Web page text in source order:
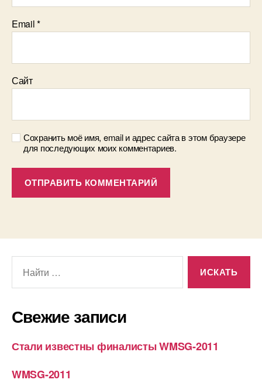
Email*
Сайт
Сохранить моё имя, email и адрес сайта в этом браузере
для последующих моих комментариев.
Свежие записи
Стали известны финалисты WMSG-2011
WMSG-2011